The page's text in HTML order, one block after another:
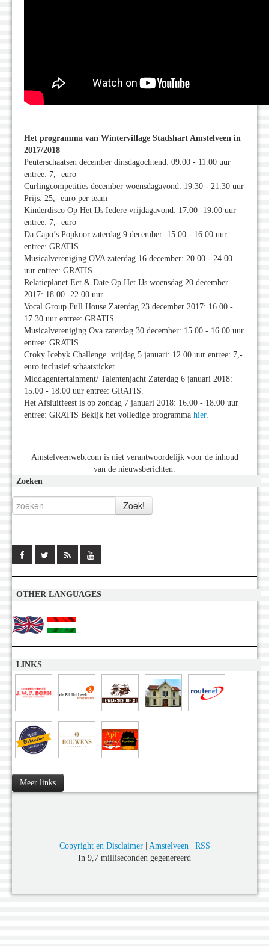
Het programma van Wintervillage Stadshart Amstelveen in
2017/2018
Peuterschaatsen december dinsdagochtend: 09.00 - 11.00 uur
entree: 7,- euro
Curlingcompetities december woensdagavond: 19.30 - 21.30 uur
Prijs: 25,- euro per team
Kinderdisco Op Het IJs Iedere vrijdagavond: 17.00 -19.00 uur
entree: 7,- euro
Da Capo’s Popkoor zaterdag 9 december: 15.00 - 16.00 uur
entree: GRATIS
Musicalvereniging OVA zaterdag 16 december: 20.00 - 24.00
uur entree: GRATIS
Relatieplanet Eet & Date Op Het IJs woensdag 20 december
2017: 18.00 -22.00 uur
Vocal Group Full House Zaterdag 23 december 2017: 16.00 -
17.30 uur entree: GRATIS
Musicalvereniging Ova zaterdag 30 december: 15.00 - 16.00 uur
entree: GRATIS
Croky Icebyk Challenge vrijdag 5 januari: 12.00 uur entree: 7,-
euro inclusief schaatsticket
Middagentertainment/ Talentenjacht Zaterdag 6 januari 2018:
15.00 - 18.00 uur entree: GRATIS.
Het Afsluitfeest is op zondag 7 januari 2018: 16.00 - 18.00 uur
entree: GRATIS Bekijk het volledige programma hier.
Amstelveenweb.com is niet verantwoordelijk voor de inhoud
van de nieuwsberichten.
Zoeken
OTHER LANGUAGES
LINKS
Meer links
Copyright en Disclaimer| Amstelveen| RSS
In 9,7 milliseconden gegenereerd